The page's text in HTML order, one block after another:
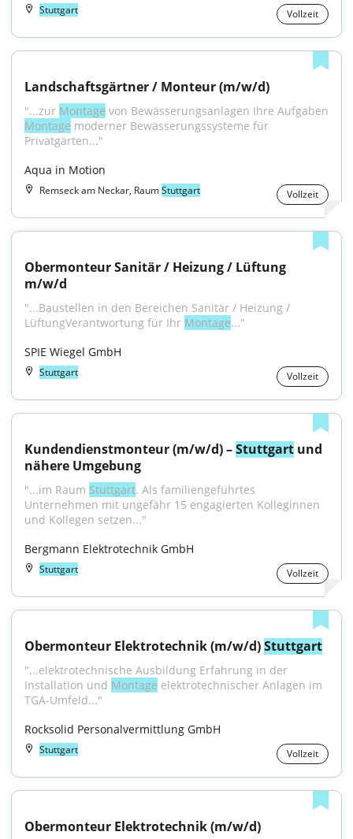
Stuttgart Vollzeit
Landschaftsgärtner / Monteur (m/w/d)
"...zur Montage
Montage moderner Bewässerungssysteme für
Privatgärten..."
Aqua in Motion
Remseck am Neckar, RaumStuttgart Vollzeit
Obermonteur Sanitär / Heizung / Lüftung
m/w/d
"...Baustellen in den Bereichen Sanitär / Heizung /
LüftungVerantwortung für Ihr Montage..."
SPIE Wiegel GmbH
Stuttgart Vollzeit
Kundendienstmonteur (m/w/d) – Stuttgart und
nähere Umgebung
"...im Raum Stuttgart. Als familiengeführtes
Unternehmen mit ungefähr 15 engagierten Kolleginnen
und Kollegen setzen..."
Bergmann Elektrotechnik GmbH
Stuttgart Vollzeit
Obermonteur Elektrotechnik (m/w/d) Stuttgart
"...elektrotechnische Ausbildung Erfahrung in der
Installation und Montage elektrotechnischer Anlagen im
TGA-Umfeld..."
Rocksolid Personalvermittlung GmbH
Stuttgart Vollzeit
Obermonteur Elektrotechnik (m/w/d)